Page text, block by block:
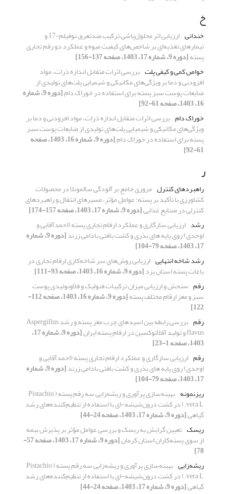
خ
خندانی ارزیابی اثر محلول‌پاشی ترکیب ضدتعرق نوفیلم-17 و
تیمارهای تغذیه‌ای بر شاخص‌های کیفیت میوه و عملکرد دو رقم تجاری
پسته[دوره 9، شماره 17، 1403، صفحه 137-156]
خواص کمی و کیفی پلت بررسی اثرات متقابل اندازه ذرات، مواد
افزودنی و دما بر ویژگی‌های مکانیکی و شیمیایی پلت‌های تولیدی از
ضایعات پوست سبز پسته برای استفاده در خوراک دام [دوره 9، شماره
16، 1403، صفحه 61-92]
خوراک دام بررسی اثرات متقابل اندازه ذرات، مواد افزودنی و دما بر
ویژگی‌های مکانیکی و شیمیایی پلت‌های تولیدی از ضایعات پوست سبز
پسته برای استفاده در خوراک دام [دوره 9، شماره 16، 1403، صفحه
61-92]
ر
راهبردهای کنترل مروری جامع بر آلودگی سالمونلا در محصولات
کشاورزی با تأکید بر پسته: عوامل مؤثر، مسیرهای انتقال و راهبردهای
کنترلی در صنایع غذایی[دوره 9، شماره 17، 1403، صفحه 157-174]
رشد ارزیابی سازگاری و عملکرد ارقام تجاری پسته (احمدآقایی و
اوحدی) روی پایه های بذری و کشت بافتی بادامی زرند [دوره 9، شماره
17، 1403، صفحه 79-104]
رشد شاخه انتهایی ارزیابی روش‌های سر شاخه‌کاری ارقام تجاری در
باغات پسته استان یزد[دوره 9، شماره 16، 1403، صفحه 93-111]
رقم سنجش و ارزیابی میزان ترکیبات فنولیک و فلاونوئیدی پوست
سبز و مغز ارقام مختلف پسته [دوره 9، شماره 16، 1403، صفحه 112-
122]
رقم
بررسی رابطه بین اسیدهای چرب مغز پسته و رشد Aspergillus
flavus و تولید آفلاتوکسین در ارقام پسته ایران [دوره 9، شماره 17،
1403، صفحه 1-23]
رقم ارزیابی سازگاری و عملکرد ارقام تجاری پسته (احمدآقایی و
اوحدی) روی پایه های بذری و کشت بافتی بادامی زرند [دوره 9، شماره
17، 1403، صفحه 79-104]
ریزنمونه
بهینه‌سازی پرآوری و ریشه‌زایی سه رقم پسته ( Pistachio
vera L.) در کشت درون‌شیشه-ای با استفاده از تنظیم‌کننده‌های رشد
گیاهی[دوره 9، شماره 17، 1403، صفحه 24-44]
ریسک تعیین گرایش به ریسک و بررسی عوامل مؤثر بر پذیرش بیمه
از سوی پسته‌کاران استان کرمان [دوره 9، شماره 17، 1403، صفحه 57-
78]
ریشه‌زایی
بهینه‌سازی پرآوری و ریشه‌زایی سه رقم پسته ( Pistachio
vera L.) در کشت درون‌شیشه-ای با استفاده از تنظیم‌کننده‌های رشد
گیاهی[دوره 9، شماره 17، 1403، صفحه 24-44]